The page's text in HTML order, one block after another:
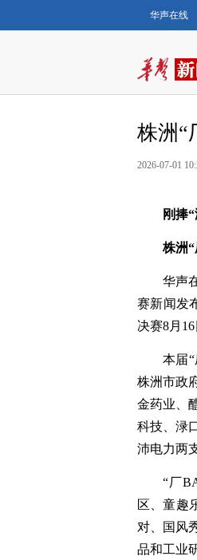
华声在线
株洲“
2026-07-01
刚捧
株洲
华声
赛新闻发
决赛8月
本届
株洲市政
金药业、
科技、渌
沛电力两
“厂
区、童趣
对、国风
品和工业